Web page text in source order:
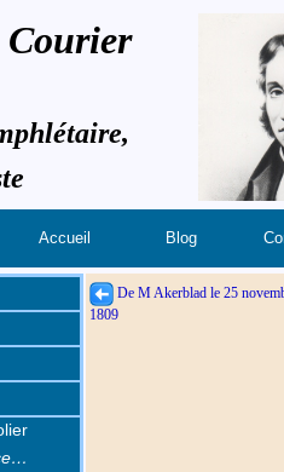
Accueil Blog
De M Akerblad le 25
1809